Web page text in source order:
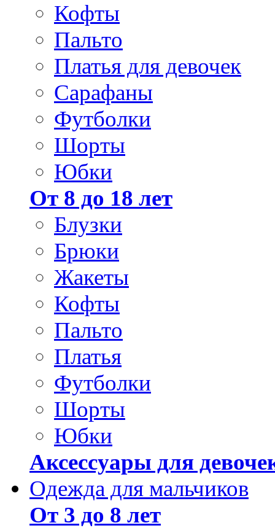
Кофты
Пальто
Платья для девочек
Сарафаны
Футболки
Шорты
Юбки
От 8 до 18 лет
Блузки
Брюки
Жакеты
Кофты
Пальто
Платья
Футболки
Шорты
Юбки
Аксессуары для
Одежда для мальчиков
От 3 до 8 лет